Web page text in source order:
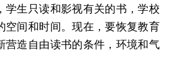
学生只读和影视有关的书，学校
空间和时间。现在，要恢复教育
营造自由读书的条件，环境和气